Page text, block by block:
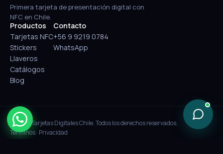
Primera tarjeta de presentación digital con
NFC en Chile.
Productos
Tarjetas NFC
Stickers
Llaveros
Catálogos
Blog
Contacto
+56 9 9219 0784
WhatsApp
© 2026 Tarjetas Digitales Chile. Todos los derechos reservados.
Términos· Privacidad